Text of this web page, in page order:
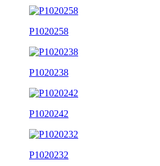
P1020258
P1020238
P1020242
P1020232